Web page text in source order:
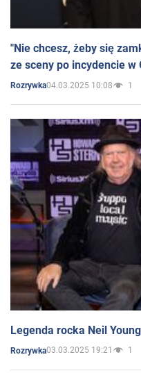
"Nie chcesz, żeby się
ze sceny po incydencie w
Rozrywka04.03.2025 10:08 1
Legenda rocka Neil
Rozrywka03.03.2025 19:21 1